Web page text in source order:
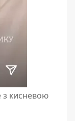
з кисневою